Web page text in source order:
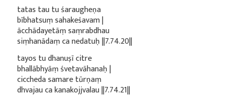
tatas tau tu śaraugheṇa
bībhatsuṃ sahakeśavam |
ācchādayetāṃ saṃrabdhau
siṃhanādaṃ ca nedatuḥ ||7.74.20||
tayos tu dhanuṣī citre
bhallābhyāṃ śvetavāhanaḥ |
ciccheda samare tūrṇaṃ
dhvajau ca kanakojjvalau ||7.74.21||